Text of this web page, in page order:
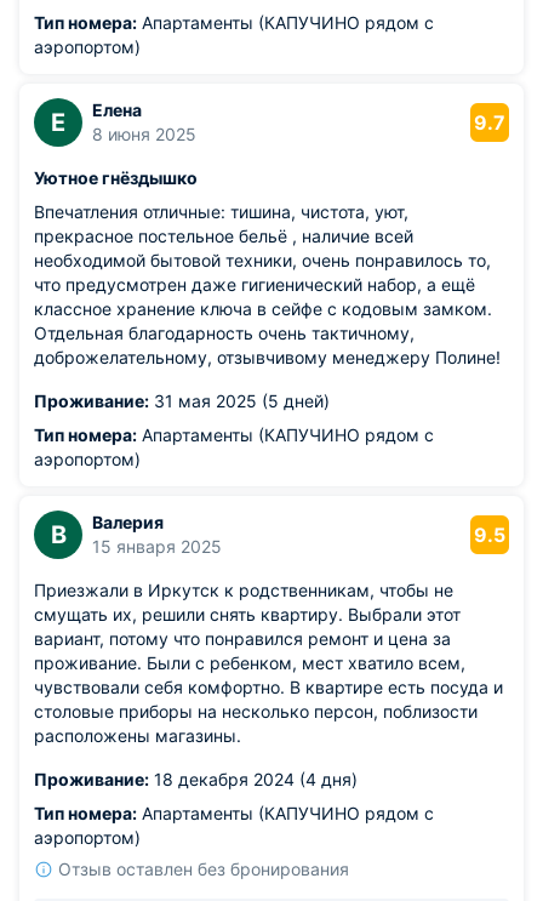
Тип номера: Апартаменты (КАПУЧИНО рядом с
аэропортом)
Е
Елена
8 июня 2025
9.7
Уютное гнёздышко
Впечатления отличные: тишина, чистота, уют,
прекрасное постельное бельё , наличие всей
необходимой бытовой техники, очень понравилось то,
что предусмотрен даже гигиенический набор, а ещё
классное хранение ключа в сейфе с кодовым замком.
Отдельная благодарность очень тактичному,
доброжелательному, отзывчивому менеджеру Полине!
Проживание: 31 мая 2025 (5 дней)
Тип номера: Апартаменты (КАПУЧИНО рядом с
аэропортом)
В
Валерия
15 января 2025
9.5
Приезжали в Иркутск к родственникам, чтобы не
смущать их, решили снять квартиру. Выбрали этот
вариант, потому что понравился ремонт и цена за
проживание. Были с ребенком, мест хватило всем,
чувствовали себя комфортно. В квартире есть посуда и
столовые приборы на несколько персон, поблизости
расположены магазины.
Проживание: 18 декабря 2024 (4 дня)
Тип номера: Апартаменты (КАПУЧИНО рядом с
аэропортом)
Отзыв оставлен без бронирования